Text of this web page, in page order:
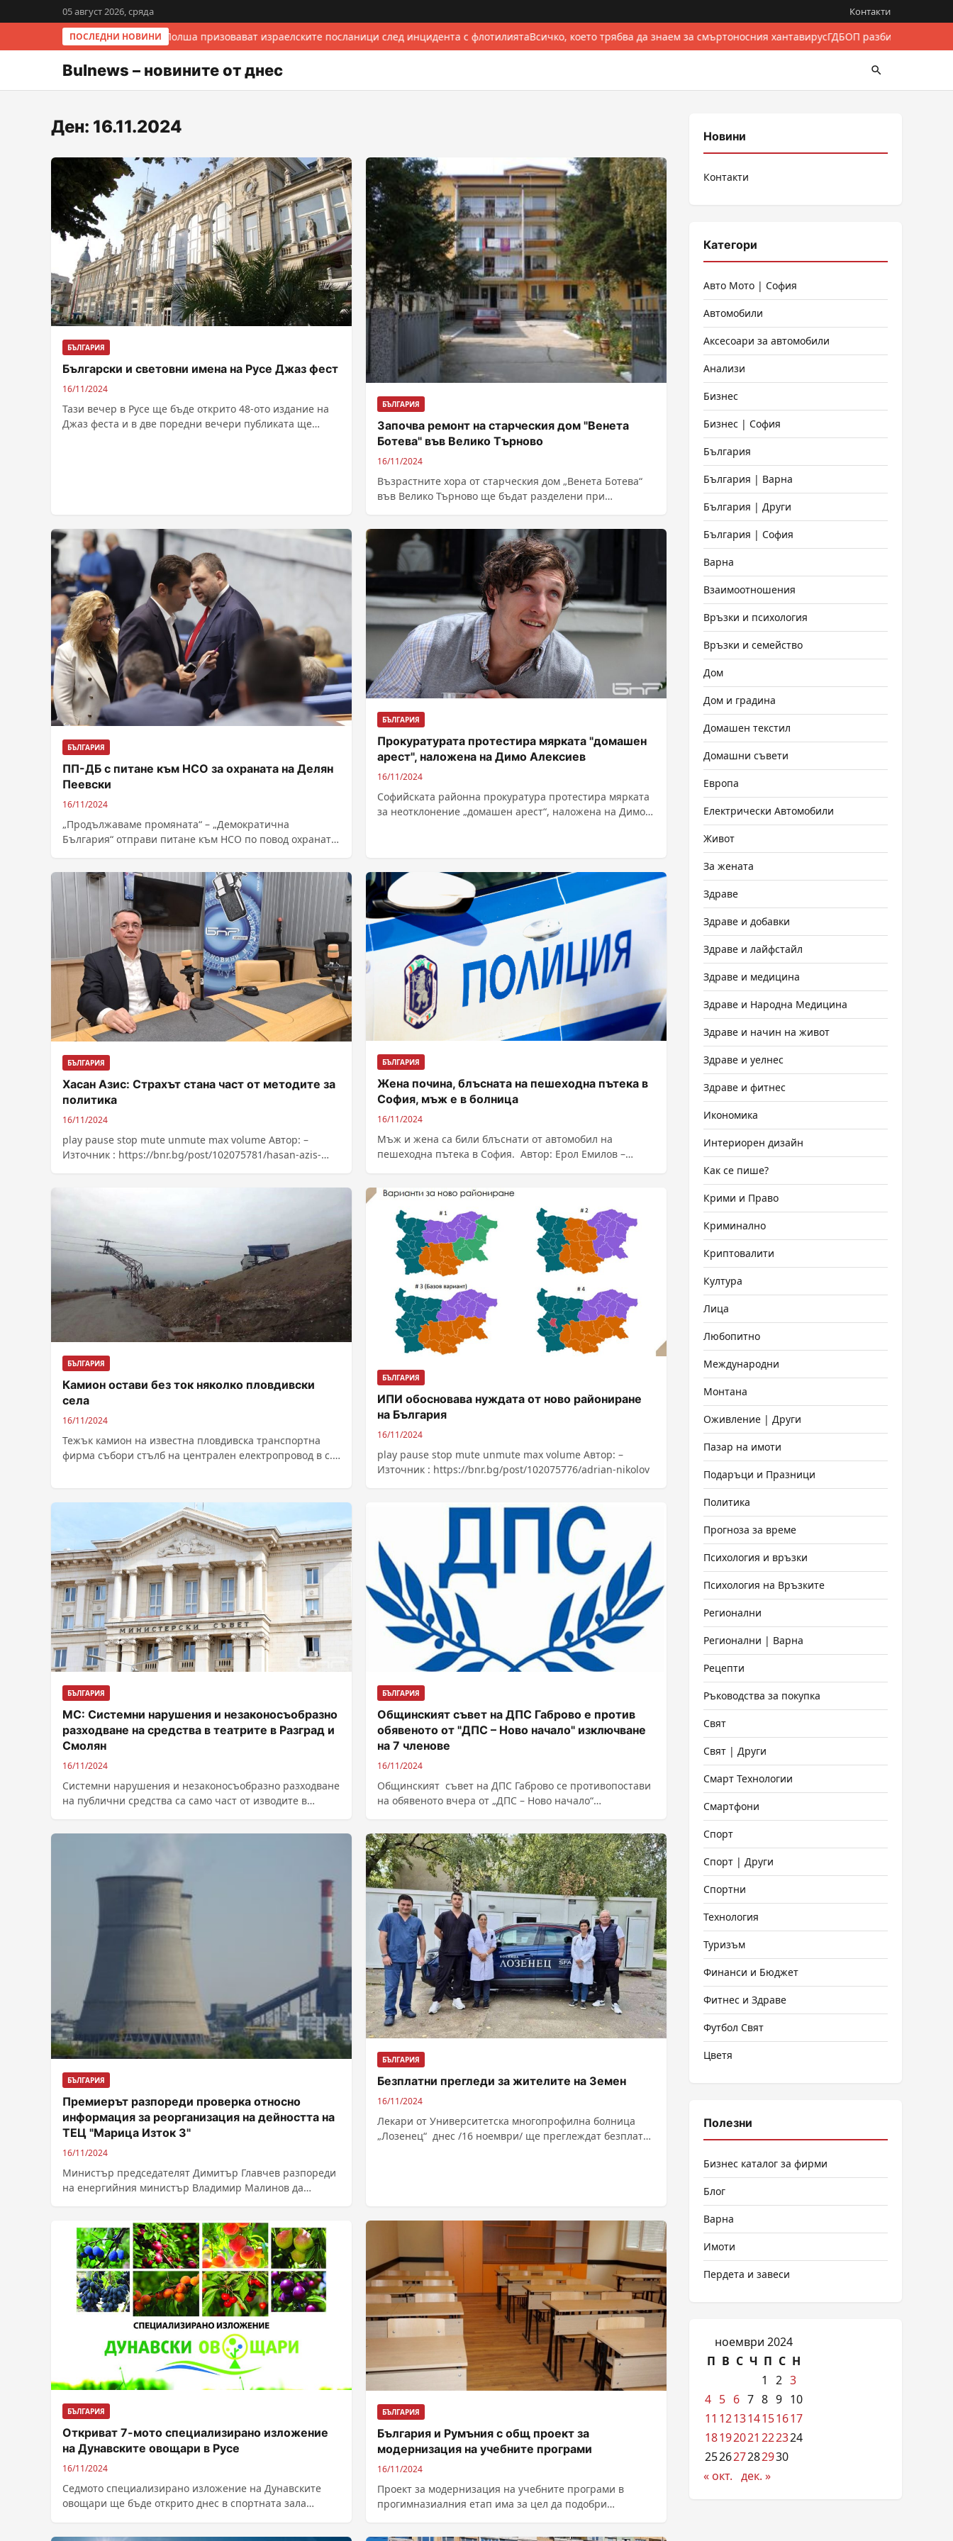
05 август 2026, сряда Контакти
ПОСЛЕДНИ НОВИНИ
Италия и Полша призовават израелските посланици след инцидента с флотилиятаВсичко, което трябва да знаем за смъртоносния хантавирусГДБОП разби
Bulnews – новините от днес
Ден: 16.11.2024
БЪЛГАРИЯ
Български и световни имена на Русе Джаз фест
16/11/2024
Тази вечер в Русе ще бъде открито 48-ото издание на
Джаз феста и в две поредни вечери публиката ще
БЪЛГАРИЯ
Започва ремонт на старческия дом "Венета
Ботева" във Велико Търново
16/11/2024
Възрастните хора от старческия дом „Венета Ботева“
във Велико Търново ще бъдат разделени при
БЪЛГАРИЯ
ПП-ДБ с питане към НСО за охраната на Делян
Пеевски
16/11/2024
„Продължаваме промяната“ – „Демократична
България“ отправи питане към НСО по повод охраната
БЪЛГАРИЯ
Прокуратурата протестира мярката "домашен
арест", наложена на Димо Алексиев
16/11/2024
Софийската районна прокуратура протестира мярката
за неотклонение „домашен арест“, наложена на Димо
БЪЛГАРИЯ
Хасан Азис: Страхът стана част от методите за
политика
16/11/2024
play pause stop mute unmute max volume Автор: –
Източник : https://bnr.bg/post/102075781/hasan-azis-
БЪЛГАРИЯ
Жена почина, блъсната на пешеходна пътека в
София, мъж е в болница
16/11/2024
Мъж и жена са били блъснати от автомобил на
пешеходна пътека в София. Автор: Ерол Емилов –
БЪЛГАРИЯ
Камион остави без ток няколко пловдивски
села
16/11/2024
Тежък камион на известна пловдивска транспортна
фирма събори стълб на централен електропровод в с.
БЪЛГАРИЯ
ИПИ обосновава нуждата от ново райониране
на България
16/11/2024
play pause stop mute unmute max volume Автор: –
Източник : https://bnr.bg/post/102075776/adrian-nikolov
БЪЛГАРИЯ
МС: Системни нарушения и незаконосъобразно
разходване на средства в театрите в Разград и
Смолян
16/11/2024
Системни нарушения и незаконосъобразно разходване
на публични средства са само част от изводите в
БЪЛГАРИЯ
Общинският съвет на ДПС Габрово е против
обявеното от "ДПС – Ново начало" изключване
на 7 членове
16/11/2024
Общинският съвет на ДПС Габрово се противопостави
на обявеното вчера от „ДПС – Ново начало“
БЪЛГАРИЯ
Премиерът разпореди проверка относно
информация за реорганизация на дейността на
ТЕЦ "Марица Изток 3"
16/11/2024
Министър председателят Димитър Главчев разпореди
на енергийния министър Владимир Малинов да
БЪЛГАРИЯ
Безплатни прегледи за жителите на Земен
16/11/2024
Лекари от Университетска многопрофилна болница
„Лозенец“ днес /16 ноември/ ще преглеждат безплатно
БЪЛГАРИЯ
Откриват 7-мото специализирано изложение
на Дунавските овощари в Русе
16/11/2024
Седмото специализирано изложение на Дунавските
овощари ще бъде открито днес в спортната зала
БЪЛГАРИЯ
България и Румъния с общ проект за
модернизация на учебните програми
16/11/2024
Проект за модернизация на учебните програми в
прогимназиалния етап има за цел да подобри
Новини
Контакти
Категори
Авто Мото | София
Автомобили
Аксесоари за автомобили
Анализи
Бизнес
Бизнес | София
България
България | Варна
България | Други
България | София
Варна
Взаимоотношения
Връзки и психология
Връзки и семейство
Дом
Дом и градина
Домашен текстил
Домашни съвети
Европа
Електрически Автомобили
Живот
За жената
Здраве
Здраве и добавки
Здраве и лайфстайл
Здраве и медицина
Здраве и Народна Медицина
Здраве и начин на живот
Здраве и уелнес
Здраве и фитнес
Икономика
Интериорен дизайн
Как се пише?
Крими и Право
Криминално
Криптовалити
Култура
Лица
Любопитно
Международни
Монтана
Оживление | Други
Пазар на имоти
Подаръци и Празници
Политика
Прогноза за време
Психология и връзки
Психология на Връзките
Регионални
Регионални | Варна
Рецепти
Ръководства за покупка
Свят
Свят | Други
Смарт Технологии
Смартфони
Спорт
Спорт | Други
Спортни
Технология
Туризъм
Финанси и Бюджет
Фитнес и Здраве
Футбол Свят
Цветя
Полезни
Бизнес каталог за фирми
Блог
Варна
Имоти
Пердета и завеси
ноември 2024
П В С Ч П С Н
1
2 3
4 5 6 7 8 9 10
11 121314151617
18192021 222324
252627282930
« окт. дек. »